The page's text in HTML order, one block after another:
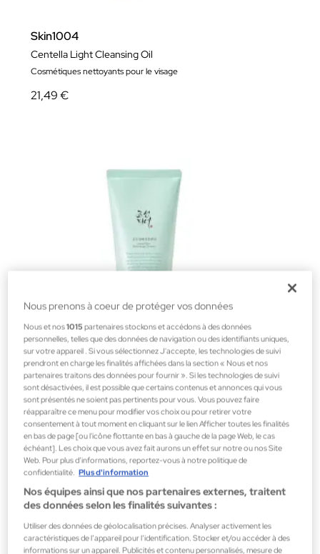
Skin1004
Centella Light Cleansing Oil
Cosmétiques nettoyants pour le visage
21,49 €
Beauty Of Joseon
Green Plum Refreshing Cleanser
Démaquillant
10,95 €
Nous prenons à coeur de protéger vos données
Nous et nos1015 partenaires stockons et accédons à des données
personnelles, telles que des données de navigation ou des identifiants uniques,
sur votre appareil . Si vous sélectionnez J'accepte, les technologies de suivi
prendront en charge les finalités affichées dans la section « Nous et nos
partenaires traitons des données pour fournir ». Si les technologies de suivi
sont désactivées, il est possible que certains contenus et annonces qui vous
sont présentés ne soient pas pertinents pour vous. Vous pouvez faire
réapparaître ce menu pour modifier vos choix ou pour retirer votre
consentement à tout moment en cliquant sur le lien Afficher toutes les finalités
en bas de page [ou l'icône flottante en bas à gauche de la page Web, le cas
échéant]. Les choix que vous avez fait aurons un effet sur notre ou nos Site
Web. Pour plus d’informations, reportez-vous à notre politique de
confidentialité. Plus d'information
Nos équipes ainsi que nos partenaires externes, traitent
des données selon les finalités suivantes :
Utiliser des données de géolocalisation précises. Analyser activement les
caractéristiques de l’appareil pour l’identification. Stocker et/ou accéder à des
informations sur un appareil. Publicités et contenu personnalisés, mesure de